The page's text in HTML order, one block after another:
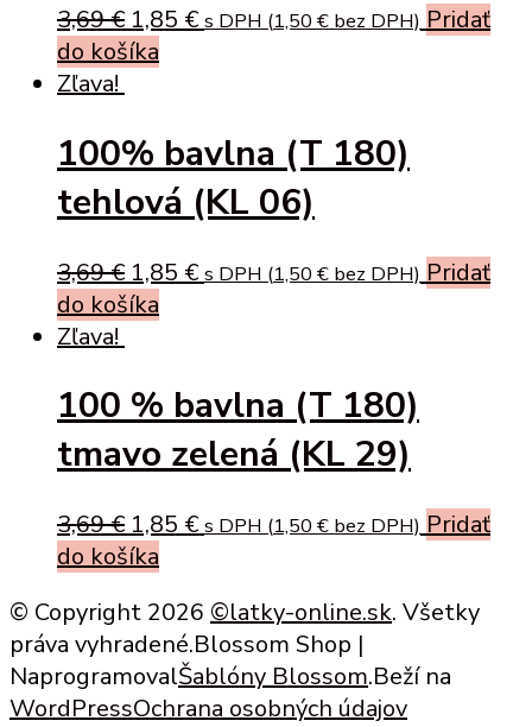
3,69€ Original
price
1,85 €Current
s DPH (1,50 € bez DPH) Pridať
do košíka
Zľava!
100% bavlna (T 180)
tehlová (KL 06)
3,69€ Original
price
1,85 €Current
s DPH (1,50 € bez DPH) Pridať
do košíka
Zľava!
100 % bavlna (T 180)
tmavo zelená (KL 29)
3,69€ Original
price
3,69 €.
1,85 €Current
1,85 €.
s DPH (1,50 € bez DPH) Pridať
do košíka
© Copyright 2026 ©latky-online.sk. Všetky
práva vyhradené.Blossom Shop |
NaprogramovalŠablóny Blossom.Beží na
WordPressOchrana osobných údajov